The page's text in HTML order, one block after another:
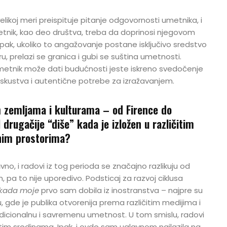
meri preispituje pitanje odgovornosti umetnika, i
kao deo društva, treba da doprinosi njegovom
ukoliko to angažovanje postane isključivo sredstvo
prelazi se granica i gubi se suština umetnosti.
može dati budućnosti jeste iskreno svedočenje
i autentične potrebe za izražavanjem.
i kulturama – od Firence do
“diše” kada je izložen u različitim
prostorima?
i radovi iz tog perioda se značajno razlikuju od
pa to nije uporedivo. Podsticaj za razvoj ciklusa
mojeprvo sam dobila iz inostranstva – najpre su
gde je publika otvorenija prema različitim medijima i
i savremenu umetnost. U tom smislu, radovi